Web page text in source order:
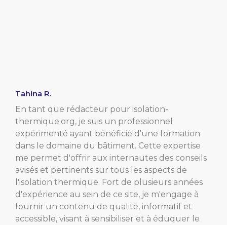
Tahina R.
En tant que rédacteur pour isolation-
thermique.org, je suis un professionnel
expérimenté ayant bénéficié d'une formation
dans le domaine du bâtiment. Cette expertise
me permet d'offrir aux internautes des conseils
avisés et pertinents sur tous les aspects de
l'isolation thermique. Fort de plusieurs années
d'expérience au sein de ce site, je m'engage à
fournir un contenu de qualité, informatif et
accessible, visant à sensibiliser et à éduquer le